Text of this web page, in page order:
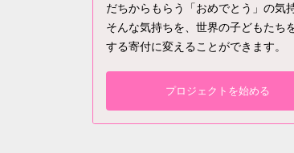
だちからもらう「おめでとう」の気
そんな気持ちを、世界の子どもたち
する寄付に変えることができます。
プロジェクトを始める